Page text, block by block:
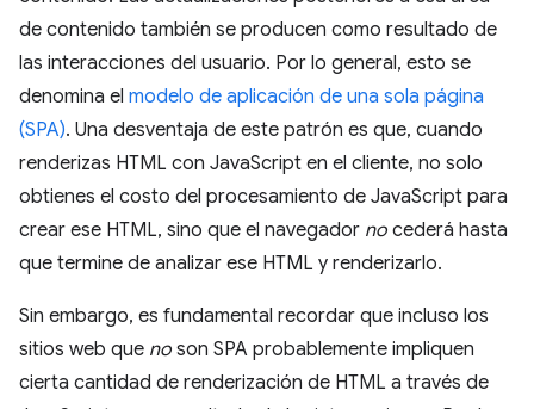
de contenido también se producen como resultado de
las interacciones del usuario. Por lo general, esto se
denomina el modelo de aplicación de una sola página
(SPA). Una desventaja de este patrón es que, cuando
renderizas HTML con JavaScript en el cliente, no solo
obtienes el costo del procesamiento de JavaScript para
crear ese HTML, sino que el navegador no cederá hasta
que termine de analizar ese HTML y renderizarlo.
Sin embargo, es fundamental recordar que incluso los
sitios web que no son SPA probablemente impliquen
cierta cantidad de renderización de HTML a través de